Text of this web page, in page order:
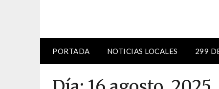
PORTADA NOTICIAS LOCALES 299